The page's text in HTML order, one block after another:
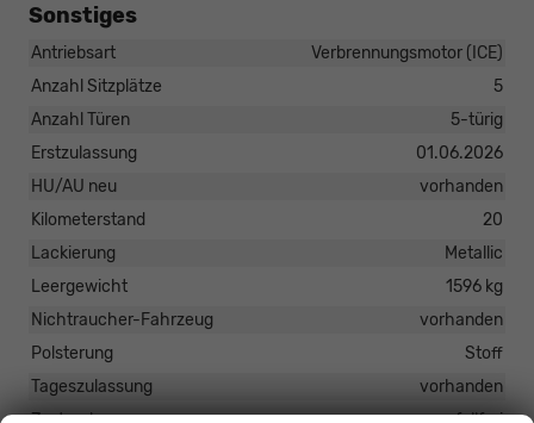
Sonstiges
Antriebsart
Verbrennungsmotor (ICE)
Anzahl Sitzplätze
5
Anzahl Türen
5-türig
Erstzulassung
01.06.2026
HU/AU neu
vorhanden
Kilometerstand
20
Lackierung
Metallic
Leergewicht
1596 kg
Nichtraucher-Fahrzeug
vorhanden
Polsterung
Stoff
Tageszulassung
vorhanden